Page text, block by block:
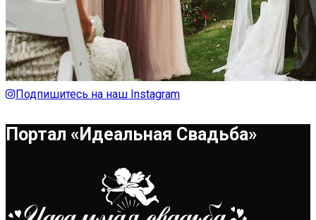
Подпишитесь на наш Instagram
Портал «Идеальная Свадьба»